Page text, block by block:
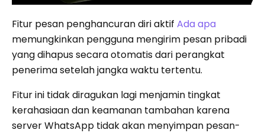
Fitur pesan penghancuran diri aktif Ada apa
memungkinkan pengguna mengirim pesan pribadi
yang dihapus secara otomatis dari perangkat
penerima setelah jangka waktu tertentu.
Fitur ini tidak diragukan lagi menjamin tingkat
kerahasiaan dan keamanan tambahan karena
server WhatsApp tidak akan menyimpan pesan-